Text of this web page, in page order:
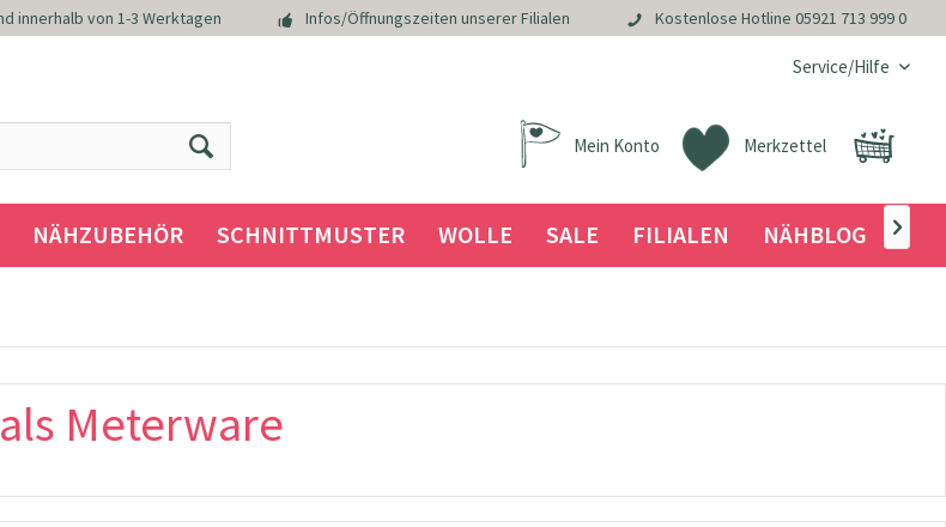
innerhalb von 1-3 Werktagen Infos/Öffnungszeiten unserer Filialen Kostenlose Hotline 05921 713 999 0
Service/Hilfe
Merkzettel
Mein Konto
NÄHZUBEHÖR SCHNITTMUSTER WOLLE SALE FILIALEN NÄHBLOG 
Meterware